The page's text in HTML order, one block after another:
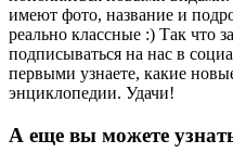
имеют фото, название и
реально классные :) Так что
подписываться на нас в
первыми узнаете, какие
энциклопедии. Удачи!
А еще вы можете